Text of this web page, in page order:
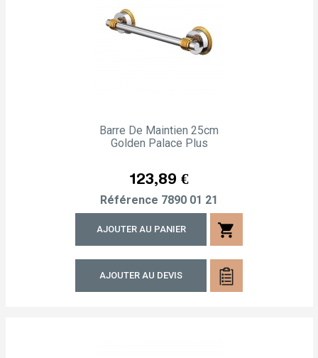
Barre De Maintien 25cm
Golden Palace Plus
Prix
123,89 €
Référence 7890 01 21
AJOUTER AU PANIER shopping_cart
AJOUTER AU DEVIS